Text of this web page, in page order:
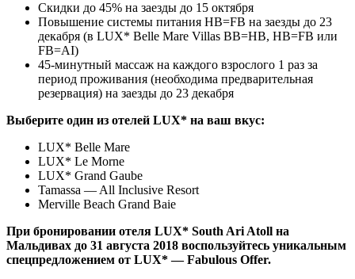
Скидки до 45% на заезды до 15 октября
Повышение системы питания НВ=FB на заезды до 23
декабря (в LUX* Belle Mare Villas BB=HB, НВ=FB или
FB=AI)
45-минутный массаж на каждого взрослого 1 раз за
период проживания (необходима предварительная
резервация) на заезды до 23 декабря
Выберите один из отелей LUX* на ваш вкус:
LUX* Belle Mare
LUX* Le Morne
LUX* Grand Gaube
Tamassa — All Inclusive Resort
Merville Beach Grand Baie
При бронировании отеля LUX* South Ari Atoll на
Мальдивах до 31 августа 2018 воспользуйтесь уникальным
спецпредложением от LUX* — Fabulous Offer.